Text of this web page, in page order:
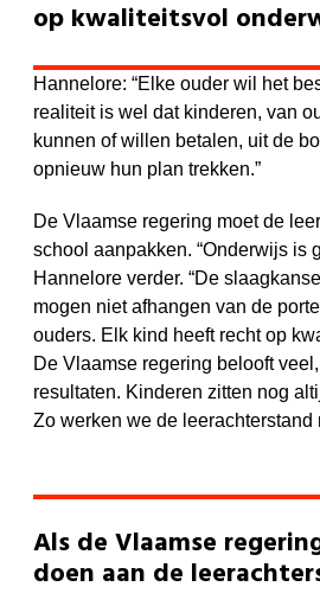
op kwaliteitsvol
Hannelore: “Elke ouder wil het
realiteit is wel dat kinderen, van
kunnen of willen betalen, uit de
opnieuw hun plan trekken.”
De Vlaamse regering moet de
school aanpakken. “Onderwijs is
Hannelore verder. “De
mogen niet afhangen van de
ouders. Elk kind heeft recht op
De Vlaamse regering belooft
resultaten. Kinderen zitten nog
Zo werken we de leerachterstand
Als de Vlaamse
doen aan de